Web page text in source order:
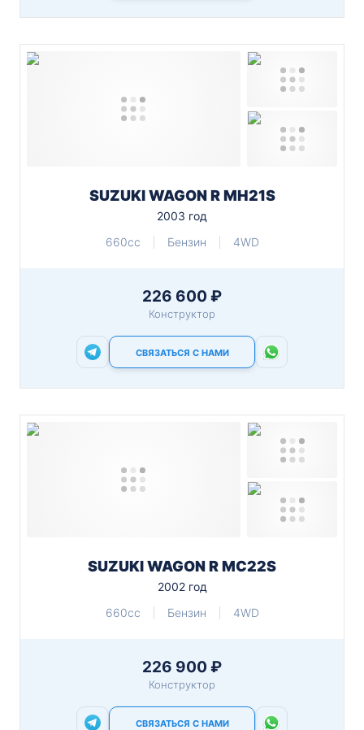
SUZUKI WAGON R MH21S
2003 год
660cc
Бензин 4WD
226 600 ₽
Конструктор
СВЯЗАТЬСЯ С НАМИ
SUZUKI WAGON R MC22S
2002 год
660cc
Бензин 4WD
226 900 ₽
Конструктор
СВЯЗАТЬСЯ С НАМИ